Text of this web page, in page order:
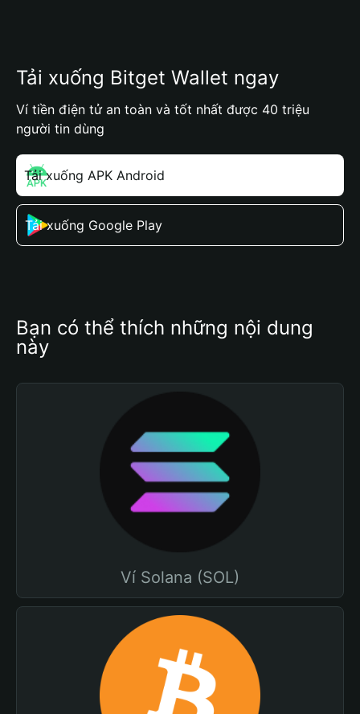
Tải xuống Bitget Wallet ngay
Ví tiền điện tử an toàn và tốt nhất được 40 triệu
người tin dùng
Tải xuống APK Android
Tải xuống Google Play
Bạn có thể thích những nội dung
này
Ví Solana (SOL)